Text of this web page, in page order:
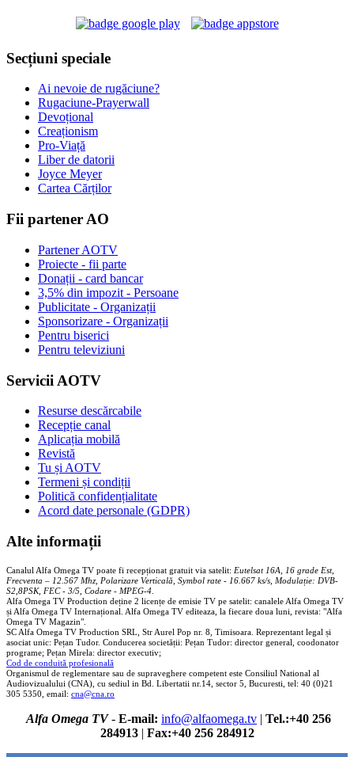
Secțiuni speciale
Ai nevoie de rugăciune?
Rugaciune-Prayerwall
Devoțional
Creaționism
Pro-Viață
Liber de datorii
Joyce Meyer
Cartea Cărților
Fii partener AO
Partener AOTV
Proiecte - fii parte
Donații - card bancar
3,5% din impozit - Persoane
Publicitate - Organizații
Sponsorizare - Organizații
Pentru biserici
Pentru televiziuni
Servicii AOTV
Resurse descărcabile
Recepție canal
Aplicația mobilă
Revistă
Tu și AOTV
Termeni și condiții
Politică confidențialitate
Acord date personale (GDPR)
Alte informații
Canalul Alfa Omega TV poate fi recepționat gratuit via satelit: Eutelsat 16A, 16 grade Est,
Frecventa – 12.567 Mhz, Polarizare Verticală, Symbol rate - 16.667 ks/s, Modulație: DVB-
S2,8PSK, FEC - 3/5, Codare - MPEG-4
Alfa Omega TV Production deține 2 licențe de emisie TV pe satelit: canalele Alfa Omega TV
și Alfa Omega TV Internațional. Alfa Omega TV editeaza, la fiecare doua luni, revista: "Alfa
Omega TV Magazin".
SC Alfa Omega TV Production SRL, Str Aurel Pop nr. 8, Timisoara. Reprezentant legal și
asociat unic: Pețan Tudor. Conducerea societății: Pețan Tudor: director general, coodonator
programe; Pețan Mirela: director executiv;
Cod de conduită profesională
Organismul de reglementare sau de supraveghere competent este Consiliul National al
Audiovizualului (CNA), cu sediul in Bd. Libertatii nr.14, sector 5, Bucuresti, tel: 40 (0)21
305 5350, email: cna@cna.ro
Alfa Omega TV- E-mail: info@alfaomega.tv | Tel.:+40 256
284913| Fax:+40 256 284912